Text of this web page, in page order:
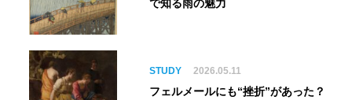
で知る雨の魅力
STUDY 2026.05.11
フェルメールにも“挫折”があった？